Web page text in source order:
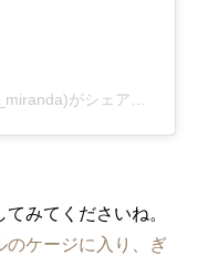
みてくださいね。
のケージに入り、ぎ